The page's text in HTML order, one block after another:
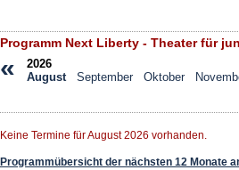
Programm Next Liberty - Theater für
«
2026
August
September Oktober
Keine Termine für August 2026 vorhanden.
Programmübersicht der nächsten 12 Monate